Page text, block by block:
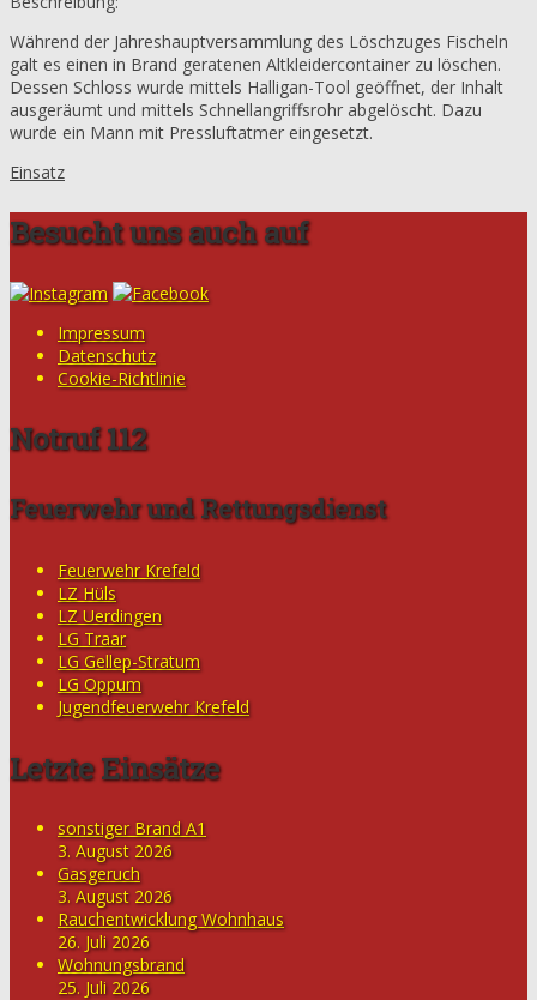
Während der Jahreshauptversammlung des Löschzuges Fischeln
galt es einen in Brand geratenen Altkleidercontainer zu löschen.
Dessen Schloss wurde mittels Halligan-Tool geöffnet, der Inhalt
ausgeräumt und mittels Schnellangriffsrohr abgelöscht. Dazu
wurde ein Mann mit Pressluftatmer eingesetzt.
Einsatz
Besucht uns auch auf
Impressum
Datenschutz
Cookie-Richtlinie
Notruf 112
Feuerwehr und Rettungsdienst
Feuerwehr Krefeld
LZ Hüls
LZ Uerdingen
LG Traar
LG Gellep-Stratum
LG Oppum
Jugendfeuerwehr Krefeld
Letzte Einsätze
sonstiger Brand A1
3. August 2026
Gasgeruch
3. August 2026
Rauchentwicklung Wohnhaus
26. Juli 2026
Wohnungsbrand
25. Juli 2026